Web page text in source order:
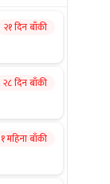
२१ दिन बाँकी
२८ दिन बाँकी
१ महिना बाँकी